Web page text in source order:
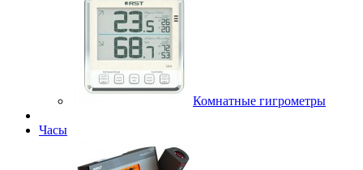
Комнатные гигрометры
Часы